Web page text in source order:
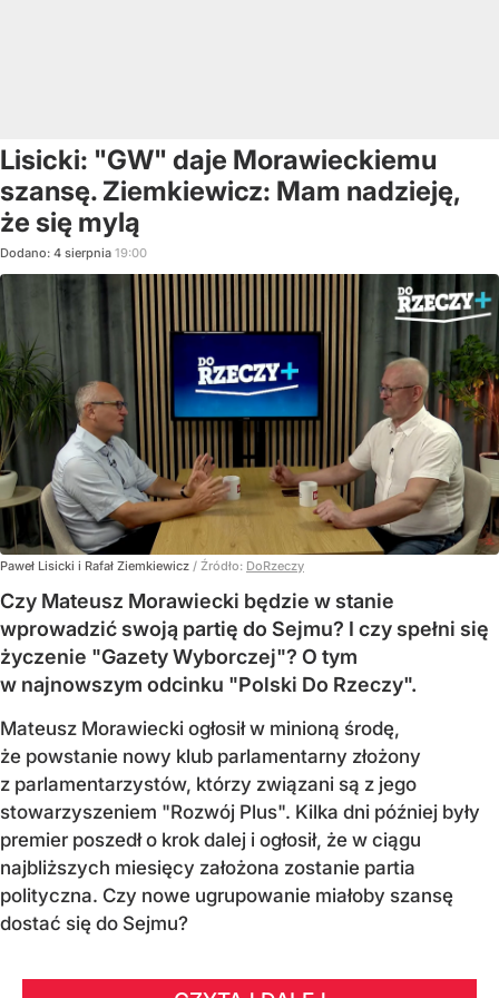
Lisicki: "GW" daje Morawieckiemu
szansę. Ziemkiewicz: Mam nadzieję,
że się mylą
Dodano: 4 sierpnia 19:00
Paweł Lisicki i Rafał Ziemkiewicz / Źródło: DoRzeczy
Czy Mateusz Morawiecki będzie w stanie
wprowadzić swoją partię do Sejmu? I czy spełni się
życzenie "Gazety Wyborczej"? O tym
w najnowszym odcinku "Polski Do Rzeczy".
Mateusz Morawiecki ogłosił w minioną środę,
że powstanie nowy klub parlamentarny złożony
z parlamentarzystów, którzy związani są z jego
stowarzyszeniem "Rozwój Plus". Kilka dni później były
premier poszedł o krok dalej i ogłosił, że w ciągu
najbliższych miesięcy założona zostanie partia
polityczna. Czy nowe ugrupowanie miałoby szansę
dostać się do Sejmu?